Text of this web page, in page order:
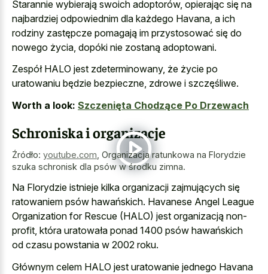
Starannie wybierają swoich adoptorów, opierając się na
najbardziej odpowiednim dla każdego Havana, a ich
rodziny zastępcze pomagają im przystosować się do
nowego życia, dopóki nie zostaną adoptowani.
Zespół HALO jest zdeterminowany, że życie po
uratowaniu będzie bezpieczne, zdrowe i szczęśliwe.
Worth a look: Szczenięta Chodzące Po Drzewach
Schroniska i organizacje
Źródło: youtube.com Organizacja ratunkowa na Florydzie
szuka schronisk dla psów w środku zimna.
Na Florydzie istnieje kilka organizacji zajmujących się
ratowaniem psów hawańskich. Havanese Angel League
Organization for Rescue (HALO) jest organizacją non-
profit, która uratowała ponad 1400 psów hawańskich
od czasu powstania w 2002 roku.
Głównym celem HALO jest uratowanie jednego Havana